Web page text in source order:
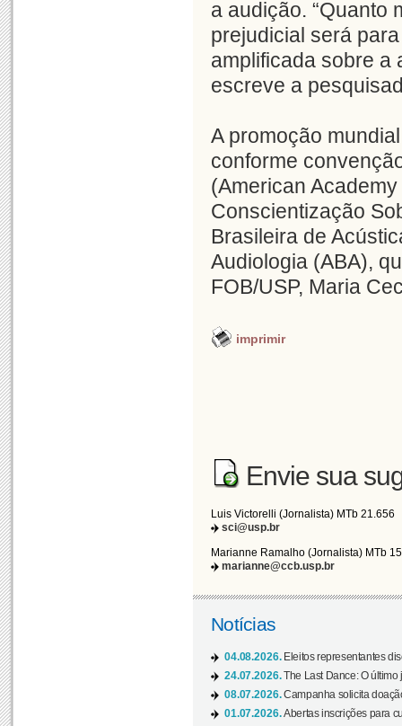
a audição. “Quanto
prejudicial será
amplificada sobre a
escreve a
A promoção
conforme
(American
Conscientização
Brasileira de
Audiologia (ABA),
FOB/USP, Maria
imprimir
Envie sua
Luis Victorelli (Jornalista) MTb 21.656
sci@usp.br
Marianne Ramalho (Jornalista) MTb
marianne@ccb.usp.br
Notícias
04.08.2026. Eleitos representantes
24.07.2026.The Last Dance: O
08.07.2026.Campanha solicita
01.07.2026.Abertas inscrições para